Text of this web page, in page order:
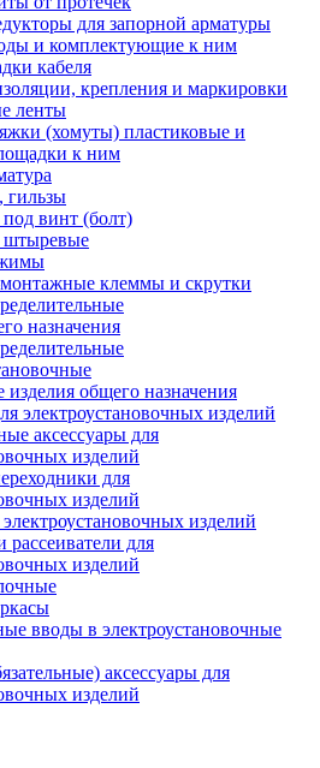
для запорной арматуры
и комплектующие к ним
кабеля
крепления и маркировки
ленты
(хомуты) пластиковые и
к ним
гильзы
винт (болт)
штыревые
клеммы и скрутки
назначения
изделия общего назначения
электроустановочных изделий
аксессуары для
изделий
для
изделий
изделий
для
изделий
вводы в электроустановочные
аксессуары для
изделий